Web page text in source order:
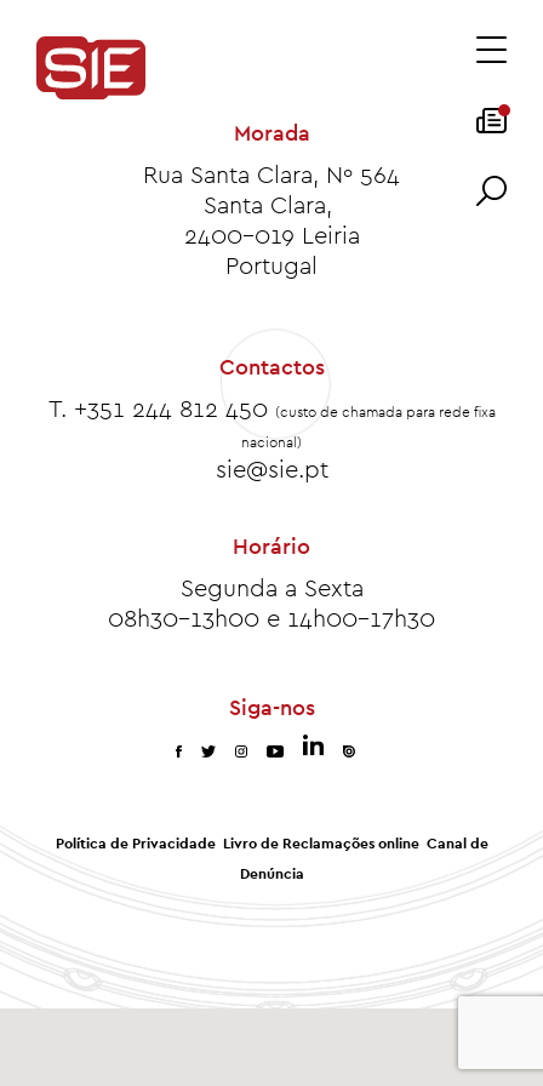
Morada
Rua Santa Clara, Nº 564
Santa Clara,
2400-019 Leiria
Portugal
Contactos
T. +351 244 812 450 (custo de chamada para rede fixa
nacional)
sie@sie.pt
Horário
Segunda a Sexta
08h30-13h00 e 14h00-17h30
Siga-nos
Política de Privacidade Livro de Reclamações online Canal de
Denúncia